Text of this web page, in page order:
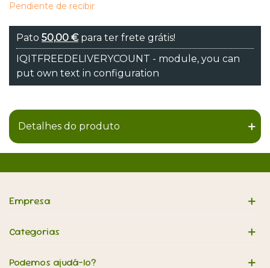
Pendiente de recibir
Pato 50,00 €para ter frete grátis!
IQITFREEDELIVERYCOUNT - module, you can
put own text in configuration
Detalhes do produto
Empresa
Categorias
Podemos ajudá-lo?